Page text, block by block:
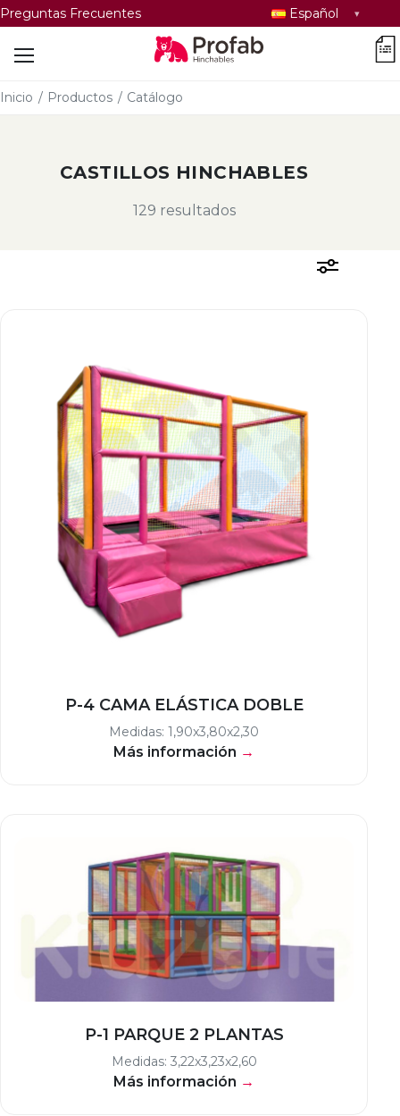
Preguntas Frecuentes
Seleccionar
idioma
Español
Inicio / Productos / Catálogo
CASTILLOS HINCHABLES
129 resultados
P-4 CAMA ELÁSTICA DOBLE
Medidas: 1,90x3,80x2,30
Más información →
P-1 PARQUE 2 PLANTAS
Medidas: 3,22x3,23x2,60
Más información →